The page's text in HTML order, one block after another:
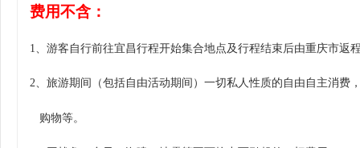
费用不含：
1、 游客自行前往宜昌行程开始集合地点及行程结束后由重庆市返
2、旅游期间（包括自由活动期间）一切私人性质的自由自主消费
购物等。